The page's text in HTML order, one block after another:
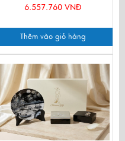
6.557.760 VNĐ
Thêm vào giỏ hàng